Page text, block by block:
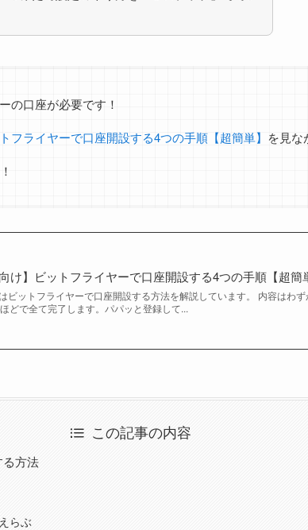
の口座が必要です！
フライヤーで口座開設する4つの手順【超簡単】 を見な
向け】ビットフライヤーで口座開設する4つの手順【超簡
ビットフライヤーで口座開設する方法を解説しています。 内容はわ
どで全て完了します。パパッと登録して...
この記事の内容
る方法
らぶ